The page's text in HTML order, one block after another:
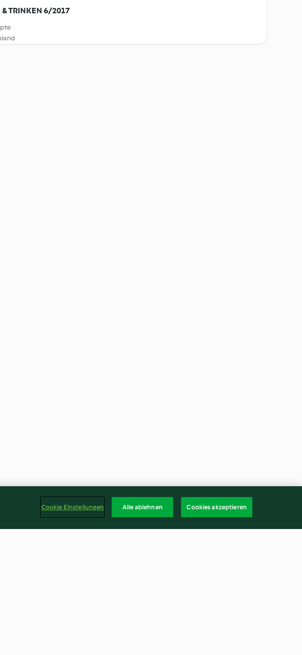
& TRINKEN 6/2017
Cookie Einstellungen Alle ablehnen Cookies akzeptieren